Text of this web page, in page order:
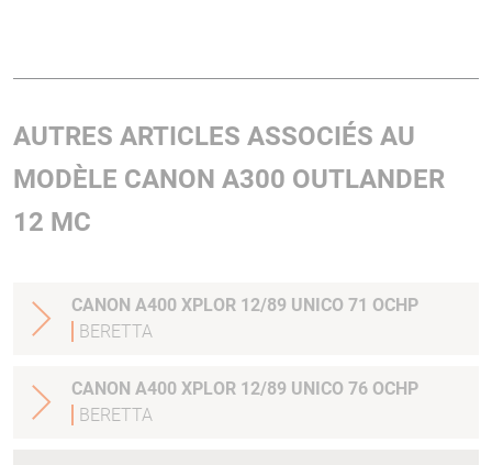
AUTRES ARTICLES ASSOCIÉS AU
MODÈLE CANON A300 OUTLANDER
12 MC
CANON A400 XPLOR 12/89 UNICO 71 OCHP
BERETTA
CANON A400 XPLOR 12/89 UNICO 76 OCHP
BERETTA